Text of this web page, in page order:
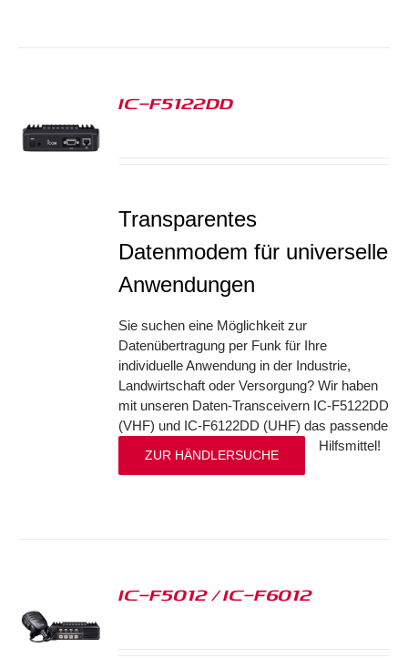
IC-F5122DD
Transparentes
Datenmodem für universelle
Anwendungen
Sie suchen eine Möglichkeit zur
Datenübertragung per Funk für Ihre
individuelle Anwendung in der Industrie,
Landwirtschaft oder Versorgung? Wir haben
mit unseren Daten-Transceivern IC-F5122DD
(VHF) und IC-F6122DD (UHF) das passende
Hilfsmittel!
ZUR HÄNDLERSUCHE
IC-F5012 / IC-F6012